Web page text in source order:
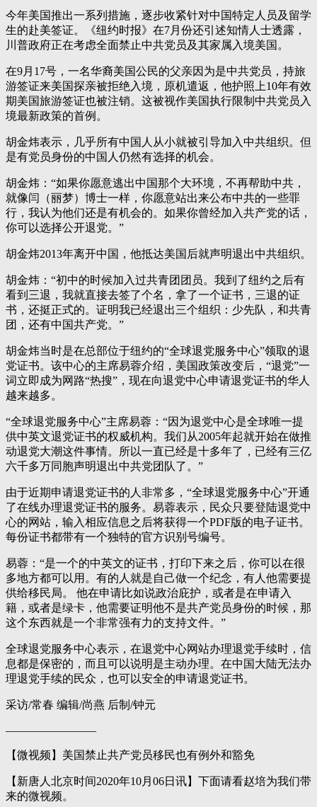
今年美国推出一系列措施，逐步收紧针对中国特定人员及留学
生的赴美签证。《纽约时报》在7月份还引述知情人士透露，
川普政府正在考虑全面禁止中共党员及其家属入境美国。
在9月17号，一名华裔美国公民的父亲因为是中共党员，持旅
游签证来美国探亲被拒绝入境，原机遣返，他护照上10年有效
期美国旅游签证也被注销。这被视作美国执行限制中共党员入
境最新政策的首例。
胡金炜表示，几乎所有中国人从小就被引导加入中共组织。但
是有党员身份的中国人仍然有选择的机会。
胡金炜：“如果你愿意逃出中国那个大环境，不再帮助中共，
就像闫（丽梦）博士一样，你愿意站出来公布中共的一些罪
行，我认为他们还是有机会的。如果你曾经加入共产党的话，
你可以选择公开退党。”
胡金炜2013年离开中国，他抵达美国后就声明退出中共组织。
胡金炜：“初中的时候加入过共青团团员。我到了纽约之后有
看到三退，我就直接去签了个名，拿了一个证书，三退的证
书，还挺正式的。证明我已经退出三个组织：少先队，和共青
团，还有中国共产党。”
胡金炜当时是在总部位于纽约的“全球退党服务中心”领取的退
党证书。该中心的主席易蓉介绍，美国政策改变后，“退党”一
词立即成为网路“热搜”，现在向退党中心申请退党证书的华人
越来越多。
“全球退党服务中心”主席易蓉：“因为退党中心是全球唯一提
供中英文退党证书的权威机构。我们从2005年起就开始在做推
动退党大潮这件事情。所以一直已经是十多年了，已经有三亿
六千多万同胞声明退出中共党团队了。”
由于近期申请退党证书的人非常多，“全球退党服务中心”开通
了在线办理退党证书的服务。易蓉表示，民众只要登陆退党中
心的网站，输入相应信息之后将获得一个PDF版的电子证书。
每份证书都带有一个独特的官方识别号编号。
易蓉：“是一个的中英文的证书，打印下来之后，你可以在很
多地方都可以用。有的人就是自己做一个纪念，有人他需要提
供给移民局。 他在申请比如说政治庇护，或者是在申请入
籍，或者是绿卡，他需要证明他不是共产党员身份的时候，那
这个东西就是一个非常强有力的支持文件。”
全球退党服务中心表示，在退党中心网站办理退党手续时，信
息都是保密的，而且可以说明是主动办理。在中国大陆无法办
理退党手续的民众，也可以安全的申请退党证书。
采访/常春 编辑/尚燕 后制/钟元
————————
【微视频】美国禁止共产党员移民也有例外和豁免
【新唐人北京时间2020年10月06日讯】下面请看赵培为我们带
来的微视频。